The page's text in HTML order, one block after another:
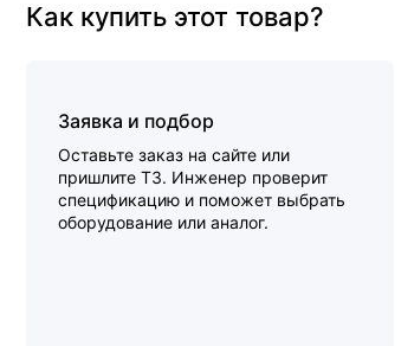
Как купить этот товар?
Заявка и подбор
Оставьте заказ на сайте или
пришлите ТЗ. Инженер проверит
спецификацию и поможет выбрать
оборудование или аналог.